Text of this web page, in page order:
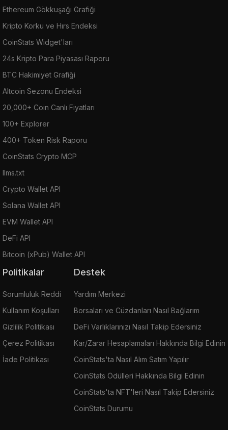
Ethereum Gökkuşağı Grafiği
Kripto Korku ve Hırs Endeksi
CoinStats Widget'ları
24s Kripto Para Piyasası Raporu
BTC Hakimiyet Grafiği
Altcoin Sezonu Endeksi
20,000+ Coin Canlı Fiyatları
100+ Explorer
400+ Token Risk Raporu
CoinStats Crypto MCP
llms.txt
Crypto Wallet API
Solana Wallet API
EVM Wallet API
DeFi API
Bitcoin (xPub) Wallet API
Politikalar
Sorumluluk Reddi
Kullanım Koşulları
Gizlilik Politikası
Çerez Politikası
İade Politikası
Destek
Yardım Merkezi
Borsaları ve Cüzdanları Nasıl Bağlarım
DeFi Varlıklarınızı Nasıl Takip Edersiniz
Kar/Zarar Hesaplamaları Hakkında Bilgi Edinin
CoinStats'ta Nasıl Alım Satım Yapılır
CoinStats Ödülleri Hakkında Bilgi Edinin
CoinStats'ta NFT'leri Nasıl Takip Edersiniz
CoinStats Durumu